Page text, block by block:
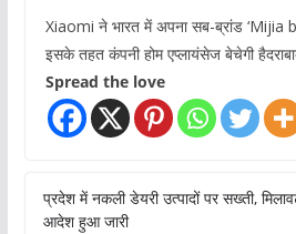
Xiaomi ने भारत में अपना सब-ब्रांड ‘Mijia
इसके तहत कंपनी होम एप्लायंसेज बेचेगी
Spread the love
प्रदेश में नकली डेयरी उत्पादों पर सख्ती,
आदेश हुआ जारी